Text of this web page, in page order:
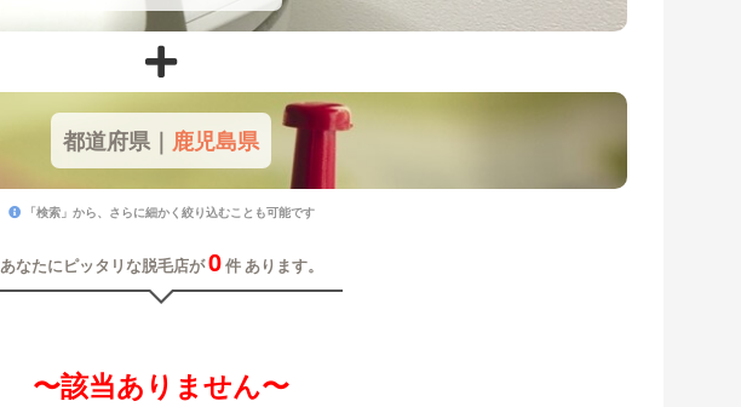
都道府県｜ 鹿児島県
「検索」から、さらに細かく絞り込むことも可能です
あなたにピッタリな脱毛店が0件 あります。
〜該当ありません〜